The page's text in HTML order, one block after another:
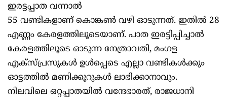
ഇരട്ടപ്പാത വന്നാല്‍
55 വണ്ടികളാണ് കൊങ്കണ്‍ വഴി ഓടുന്നത്. ഇതില്‍ 28
എണ്ണം കേരളത്തിലൂടെയാണ്. പാത ഇരട്ടിപ്പിച്ചാല്‍
കേരളത്തിലൂടെ ഓടുന്ന നേത്രാവതി, മംഗള
എക്‌സ്പ്രസുകള്‍ ഉള്‍പ്പെടെ എല്ലാ വണ്ടികള്‍ക്കും
ഓട്ടത്തില്‍ മണിക്കൂറുകള്‍ ലാഭിക്കാനാവും.
നിലവിലെ ഒറ്റപ്പാതയില്‍ വന്ദേഭാരത്, രാജധാനി